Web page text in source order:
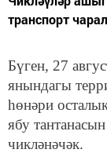
транспорт
Бүген, 27
янындагы
һөнәри
ябу
чикләнәчәк.